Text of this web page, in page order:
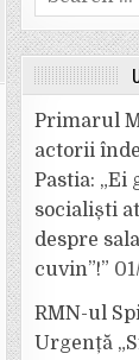
for:
Primarul
actorii
Pastia: „Ei
socialiști
despre
cuvin”!”
RMN-ul
Urgență